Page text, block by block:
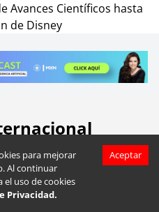
para mejorar
Al continuar
el uso de cookies
Privacidad.
Aceptar
Avances Científicos hasta
de Disney